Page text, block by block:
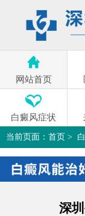
网站首页
白癜风症状
当前页面： 首页 >
深